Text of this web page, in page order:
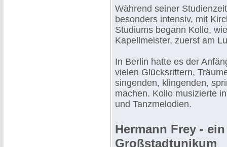
Während seiner
besonders intensiv, mit
Studiums begann Kollo,
Kapellmeister, zuerst am
In Berlin hatte es der
vielen Glücksrittern,
singenden, klingenden,
machen. Kollo musizierte
und Tanzmelodien.
Hermann Frey -
Großstadtunikum